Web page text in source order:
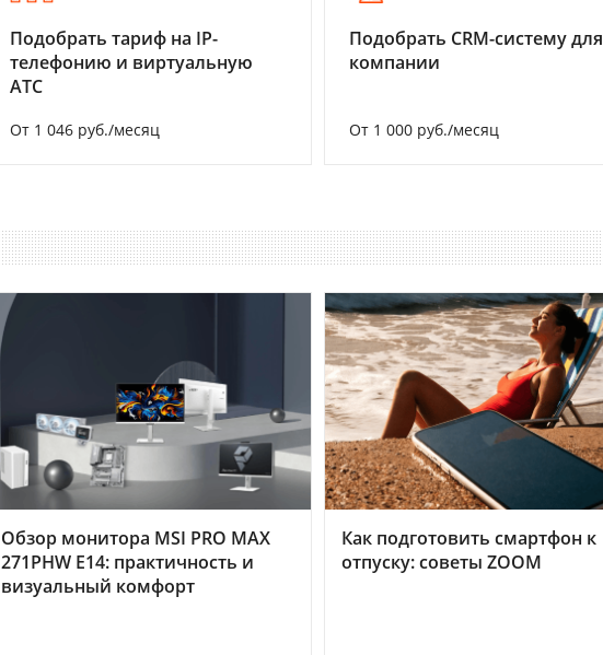
Подобрать тариф на IP-
телефонию и виртуальную
АТС
От 1 046 руб./месяц
Подобрать CRM-систему для
компании
От 1 000 руб./месяц
Обзор монитора MSI PRO MAX
271PHW E14: практичность и
визуальный комфорт
Как подготовить смартфон к
отпуску: советы ZOOM